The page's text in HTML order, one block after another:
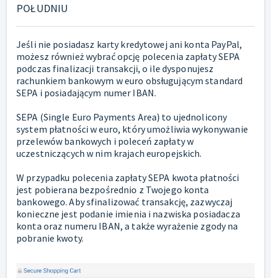
POŁUDNIU
Jeśli nie posiadasz karty kredytowej ani konta PayPal,
możesz również wybrać opcję polecenia zapłaty SEPA
podczas finalizacji transakcji, o ile dysponujesz
rachunkiem bankowym w euro obsługującym standard
SEPA i posiadającym numer IBAN.
SEPA (Single Euro Payments Area) to ujednolicony
system płatności w euro, który umożliwia wykonywanie
przelewów bankowych i poleceń zapłaty w
uczestniczących w nim krajach europejskich.
W przypadku polecenia zapłaty SEPA kwota płatności
jest pobierana bezpośrednio z Twojego konta
bankowego. Aby sfinalizować transakcję, zazwyczaj
konieczne jest podanie imienia i nazwiska posiadacza
konta oraz numeru IBAN, a także wyrażenie zgody na
pobranie kwoty.